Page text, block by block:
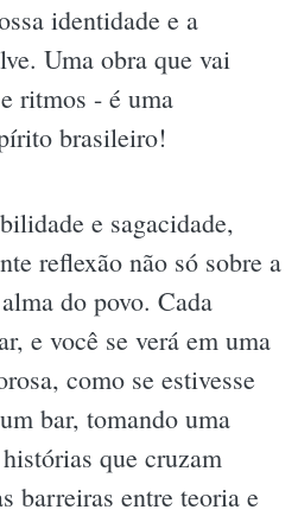
identidade e a
Uma obra que vai
ritmos - é uma
brasileiro!
e sagacidade,
reflexão não só sobre a
do povo. Cada
e você se verá em uma
como se estivesse
bar, tomando uma
que cruzam
barreiras entre teoria e